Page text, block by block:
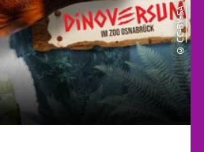
©
CC-BY-SA